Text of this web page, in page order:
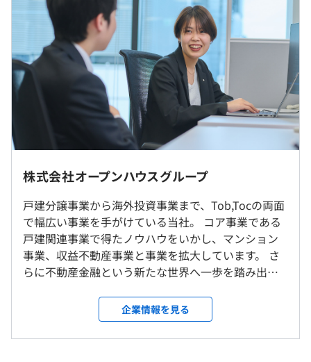
マーケティング本部は正社員で60名弱。平均年齢も29歳
と若く、コミュニケーションも活発です。
そのうちディレクターやエンジニアが所属するWeb開発グ
ループは15名程度の組織です。（業務委託やグループ会社
の常駐メンバーも合わせると、Web開発グループは25-30
名程度の規模）
【開発実績】
グループ会社「ホーク・ワン」の基幹システム内製化、顧
客管理システムの内製化、Seleniumを活用した業務自動
化 など
・社内勉強会の開催
開発ベンダーやクラウドベンダーの協力の元、定期的に勉
就業場所の変更範囲
銀座オフィス
＜変更範囲＞
変更なし
受動喫煙防止措置に関する事項
屋内原則禁煙（喫煙室あり）
■基本給：約22万～28万円
■固定残業代：45時間分、約9万～12万円（超過分は別途
支給）
■その他定額手当：1万円
※前職年収を考慮します
（※想定年収は年収提示額を保証するものではありません）
9:00 〜18:00（所定労働時間8時間）
休憩時間：休憩60分 ※昼食時間は業務の都合により各々
の自主性に任せています
平均残業時間：平均30～40時間／月
株式会社オープンハウスグループ
戸建分譲事業から海外投資事業まで、Tob,Tocの両面
で幅広い事業を手がけている当社。 コア事業である
戸建関連事業で得たノウハウをいかし、マンション
事業、収益不動産事業と事業を拡大しています。 さ
らに不動産金融という新たな世界へ一歩を踏み出す
る高みを目指し、新規事業の立ち上げも視野に入れ
つつ、成長に向けて突き進んでいる企業です。 オー
プンハウスグループの2025年9月の売上高は1兆3,364
企業情報を見る